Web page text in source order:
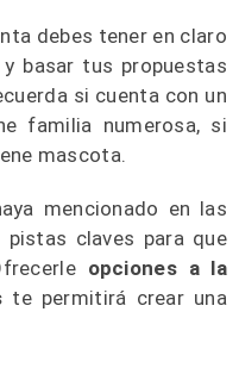
debes tener en claro
basar tus propuestas
si cuenta con un
familia numerosa, si
mascota.
mencionado en las
pistas claves para que
opciones a la
te permitirá crear una